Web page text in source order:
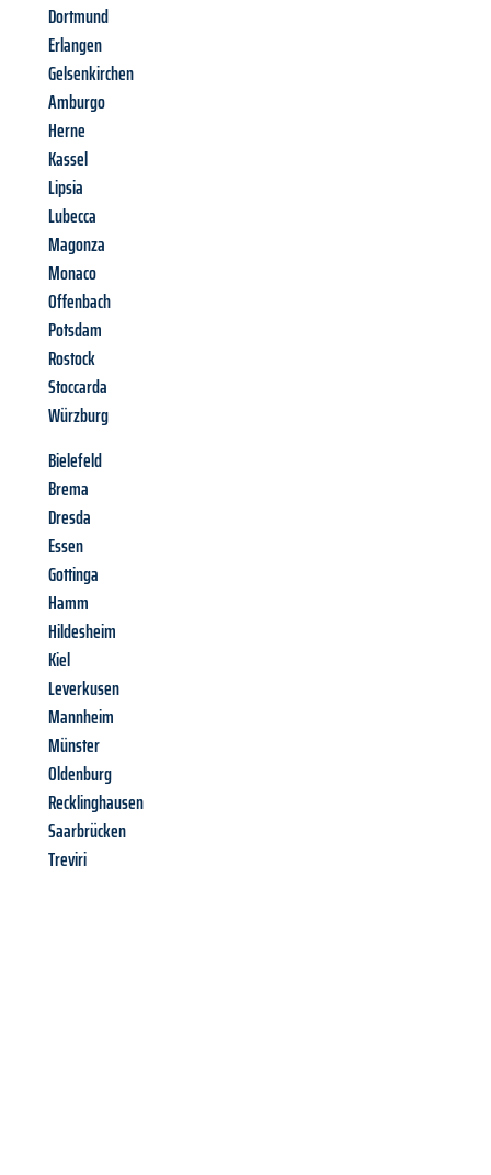
Dortmund
Erlangen
Gelsenkirchen
Amburgo
Herne
Kassel
Lipsia
Lubecca
Magonza
Monaco
Offenbach
Potsdam
Rostock
Stoccarda
Würzburg
Bielefeld
Brema
Dresda
Essen
Gottinga
Hamm
Hildesheim
Kiel
Leverkusen
Mannheim
Münster
Oldenburg
Recklinghausen
Saarbrücken
Treviri